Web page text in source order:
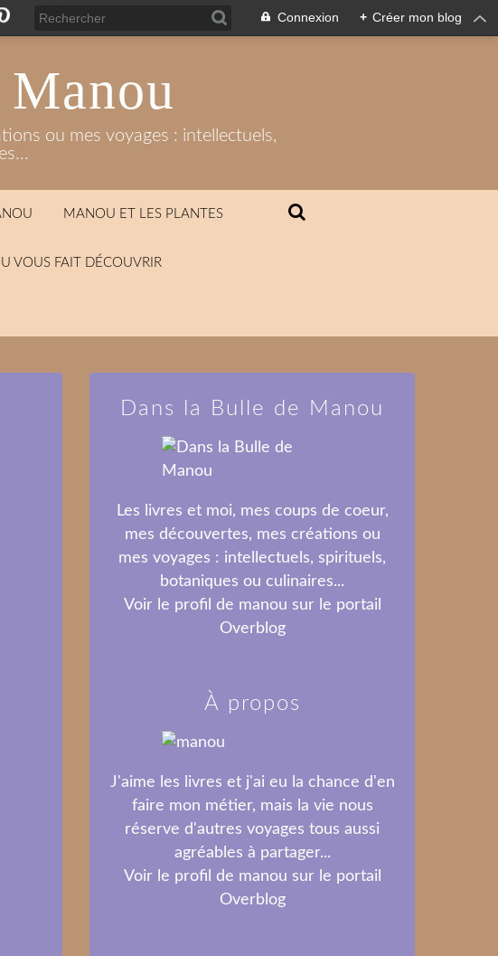
Connexion + Créer mon blog
ou mes voyages : intellectuels,
MANOU ET LES PLANTES
VOUS FAIT DÉCOUVRIR
Dans la Bulle de Manou
Les livres et moi, mes coups de coeur,
mes découvertes, mes créations ou
mes voyages : intellectuels, spirituels,
botaniques ou culinaires...
Voir le profil de manou sur le portail
Overblog
À propos
J'aime les livres et j'ai eu la chance d'en
faire mon métier, mais la vie nous
réserve d'autres voyages tous aussi
agréables à partager...
Voir le profil de manou sur le portail
Overblog